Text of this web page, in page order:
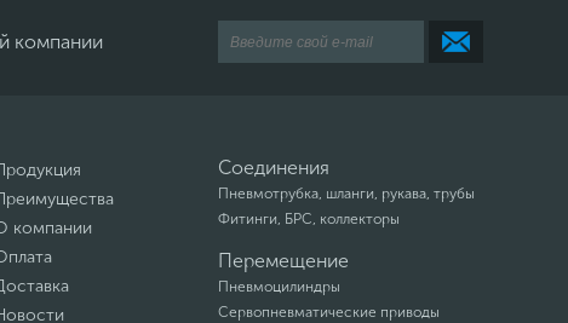
компании
компании
Соединения
Пневмотрубка, шланги, рукава, трубы
Фитинги, БРС, коллекторы
Перемещение
Пневмоцилиндры
Сервопневматические приводы